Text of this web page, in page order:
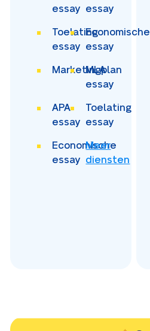
essay essay
Toelating
essay
Economische
essay
Marketingplan
MLA
essay
APA
essay
Toelating
essay
Economische
essay
Meer
diensten